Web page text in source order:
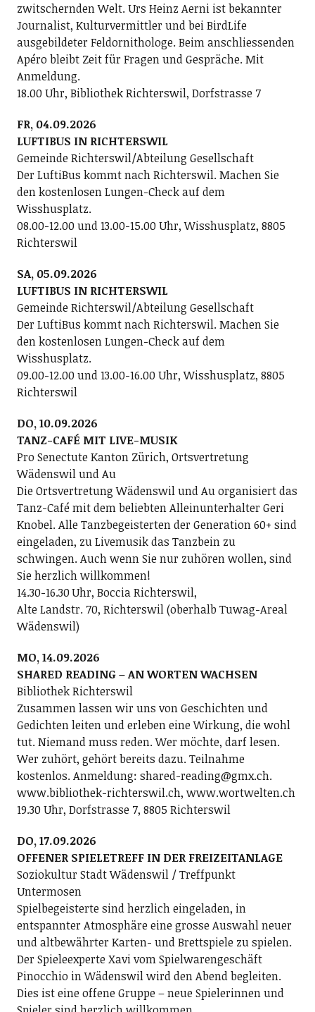
zwitschernden Welt. Urs Heinz Aerni ist bekannter
Journalist, Kulturvermittler und bei BirdLife
ausgebildeter Feldornithologe. Beim anschliessenden
Apéro bleibt Zeit für Fragen und Gespräche. Mit
Anmeldung.
18.00 Uhr, Bibliothek Richterswil, Dorfstrasse 7
FR, 04.09.2026
LUFTIBUS IN RICHTERSWIL
Gemeinde Richterswil/Abteilung Gesellschaft
Der LuftiBus kommt nach Richterswil. Machen Sie
den kostenlosen Lungen-Check auf dem
Wisshusplatz.
08.00-12.00 und 13.00-15.00 Uhr, Wisshusplatz, 8805
Richterswil
SA, 05.09.2026
LUFTIBUS IN RICHTERSWIL
Gemeinde Richterswil/Abteilung Gesellschaft
Der LuftiBus kommt nach Richterswil. Machen Sie
den kostenlosen Lungen-Check auf dem
Wisshusplatz.
09.00-12.00 und 13.00-16.00 Uhr, Wisshusplatz, 8805
Richterswil
DO, 10.09.2026
TANZ-CAFÉ MIT LIVE-MUSIK
Pro Senectute Kanton Zürich, Ortsvertretung
Wädenswil und Au
Die Ortsvertretung Wädenswil und Au organisiert das
Tanz-Café mit dem beliebten Alleinunterhalter Geri
Knobel. Alle Tanzbegeisterten der Generation 60+ sind
eingeladen, zu Livemusik das Tanzbein zu
schwingen. Auch wenn Sie nur zuhören wollen, sind
Sie herzlich willkommen!
14.30-16.30 Uhr, Boccia Richterswil,
Alte Landstr. 70, Richterswil (oberhalb Tuwag-Areal
Wädenswil)
MO, 14.09.2026
SHARED READING – AN WORTEN WACHSEN
Bibliothek Richterswil
Zusammen lassen wir uns von Geschichten und
Gedichten leiten und erleben eine Wirkung, die wohl
tut. Niemand muss reden. Wer möchte, darf lesen.
Wer zuhört, gehört bereits dazu. Teilnahme
kostenlos. Anmeldung: shared-reading@gmx.ch.
www.bibliothek-richterswil.ch, www.wortwelten.ch
19.30 Uhr, Dorfstrasse 7, 8805 Richterswil
DO, 17.09.2026
OFFENER SPIELETREFF IN DER FREIZEITANLAGE
Soziokultur Stadt Wädenswil / Treffpunkt
Untermosen
Spielbegeisterte sind herzlich eingeladen, in
entspannter Atmosphäre eine grosse Auswahl neuer
und altbewährter Karten- und Brettspiele zu spielen.
Der Spieleexperte Xavi vom Spielwarengeschäft
Pinocchio in Wädenswil wird den Abend begleiten.
Dies ist eine offene Gruppe – neue Spielerinnen und